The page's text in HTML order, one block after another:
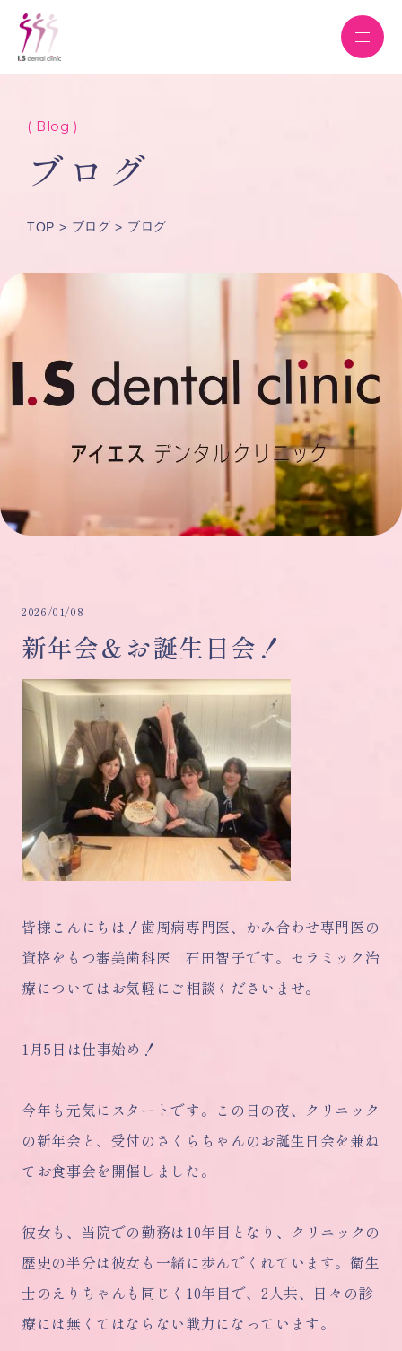
( Blog )
ブログ
TOP ブログ ブログ
2026/01/08
新年会＆お誕生日会！
皆様こんにちは！歯周病専門医、かみ合わせ専門医の
資格をもつ審美歯科医 石田智子です。セラミック治
療についてはお気軽にご相談くださいませ。
1月5日は仕事始め！
今年も元気にスタートです。この日の夜、クリニック
の新年会と、受付のさくらちゃんのお誕生日会を兼ね
てお食事会を開催しました。
彼女も、当院での勤務は10年目となり、クリニックの
歴史の半分は彼女も一緒に歩んでくれています。衛生
士のえりちゃんも同じく10年目で、2人共、日々の診
療には無くてはならない戦力になっています。